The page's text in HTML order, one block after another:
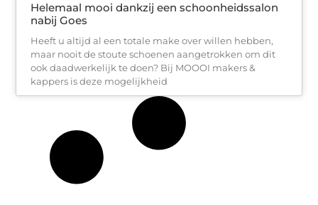
Helemaal mooi dankzij een schoonheidssalon
nabij Goes
Heeft u altijd al een totale make over willen hebben,
maar nooit de stoute schoenen aangetrokken om dit
ook daadwerkelijk te doen? Bij MOOOI makers &
kappers is deze mogelijkheid